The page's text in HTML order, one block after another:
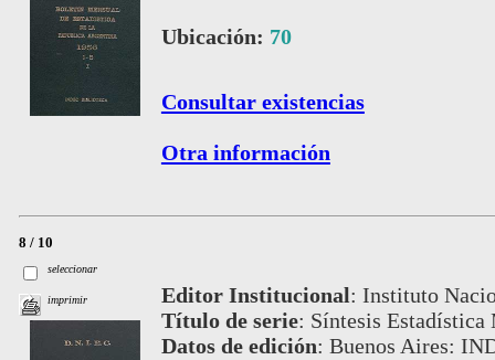
Ubicación: 70
Consultar existencias
Otra información
8 / 10
seleccionar
imprimir Editor Institucional: Instituto
Título de serie: Síntesis Estadística
Datos de edición: Buenos Aires: